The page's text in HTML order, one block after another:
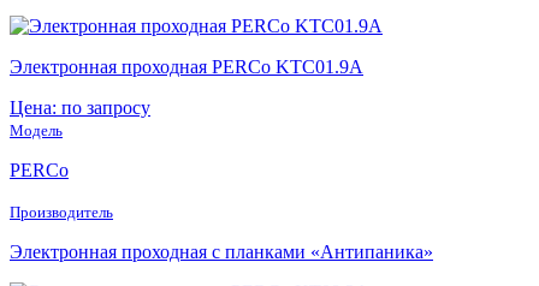
Электронная проходная PERCo KTC01.9A
Цена: по запросу
Модель
PERCo
Производитель
Электронная проходная с планками «Антипаника»